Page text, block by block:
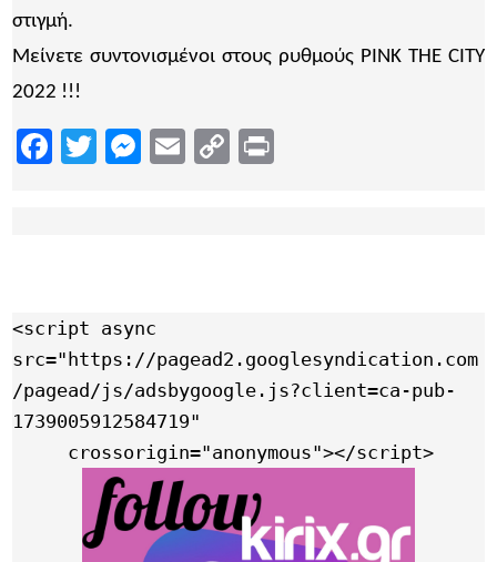
στιγμή.
Μείνετε συντονισμένοι στους ρυθμούς PINK THE CITY
2022 !!!
Facebook
TwitterMessenger
EmailCopy
<script async
src="https://pagead2.googlesyndication.com
/pagead/js/adsbygoogle.js?client=ca-pub-
1739005912584719"
     crossorigin="anonymous"></script>